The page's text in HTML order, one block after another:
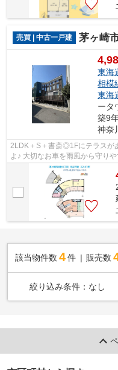
売買 | 中古一戸建 茅ヶ崎市
東海
相模
東海
ータ
築9
神奈
2LDK＋S＋書斎◎1Fにテラスが
よ♪ 大切なお車を雨風から守り
スタイル湘南茅ヶ崎まで徒歩8分
該当物件数 4件 販売数
絞り込み条件： なし